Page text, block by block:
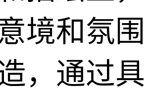
境和氛围
，通过具